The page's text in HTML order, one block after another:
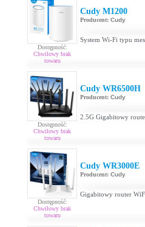
Dostępność:
Chwilowy brak
towaru
Cudy M1200
Producent: Cudy
System Wi-Fi typu
Dostępność:
Chwilowy brak
towaru
Cudy WR6500H
Producent: Cudy
2.5G Gigabitowy
Dostępność:
Chwilowy brak
towaru
Cudy WR3000E
Producent: Cudy
Gigabitowy router